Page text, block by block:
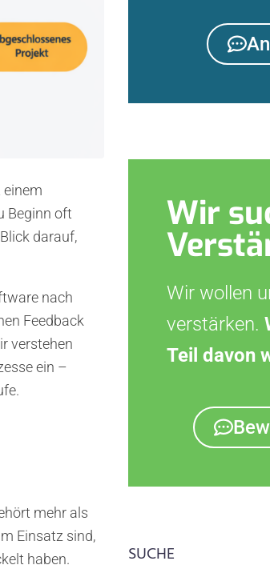
Beginn oft
darauf,
nach
Feedback
verstehen
ein –
mehr als
Einsatz sind,
haben.
Wir
Wir wollen
verstärken.
Teil davon
SUCHE